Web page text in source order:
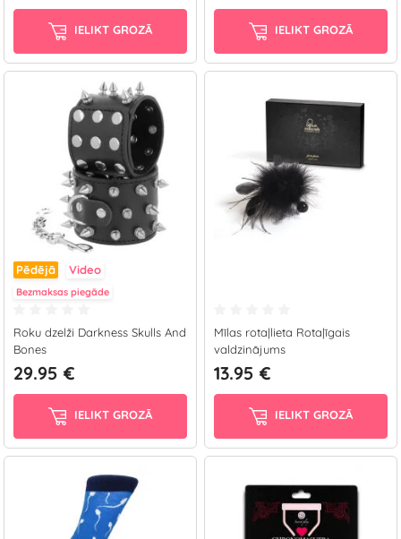
IELIKT GROZĀ IELIKT GROZĀ
Pēdējā Video
Bezmaksas piegāde
Roku dzelži Darkness Skulls And
Bones
29.95 €
IELIKT GROZĀ
Mīlas rotaļlieta Rotaļīgais
valdzinājums
13.95 €
IELIKT GROZĀ